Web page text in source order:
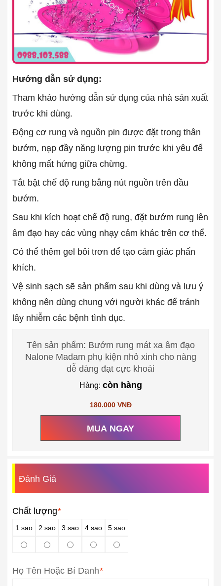
Hướng dẫn sử dụng:
Tham khảo hướng dẫn sử dụng của nhà sản xuất
trước khi dùng.
Động cơ rung và nguồn pin được đặt trong thân
bướm, nạp đầy năng lượng pin trước khi yêu để
không mất hứng giữa chừng.
Tắt bật chế độ rung bằng nút nguồn trên đầu
bướm.
Sau khi kích hoạt chế độ rung, đặt bướm rung lên
âm đạo hay các vùng nhạy cảm khác trên cơ thể.
Có thể thêm gel bôi trơn để tạo cảm giác phấn
khích.
Vệ sinh sạch sẽ sản phẩm sau khi dùng và lưu ý
không nên dùng chung với người khác để tránh
lây nhiễm các bệnh tình dục.
Tên sản phẩm: Bướm rung mát xa âm đạo
Nalone Madam phụ kiện nhỏ xinh cho nàng
dễ dàng đạt cực khoái
Hàng: còn hàng
180.000 VNĐ
MUA NGAY
Đánh Giá
Chất lượng*
1 sao 2 sao 3 sao 4 sao 5 sao
*
Họ Tên Hoặc Bí Danh